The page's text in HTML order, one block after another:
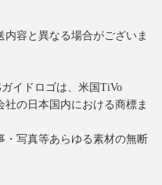
容と異なる場合がございま
イドロゴは、米国TiVo
社の日本国内における商標ま
・写真等あらゆる素材の無断